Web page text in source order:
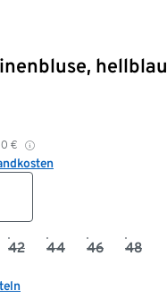
hellblau
€
42 44 46 48